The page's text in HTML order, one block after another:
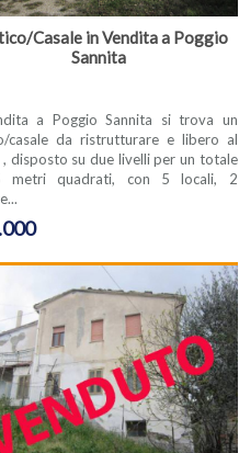
Casale in Vendita a Poggio
Sannita
a Poggio Sannita si trova un
casale da ristrutturare e libero al
disposto su due livelli per un totale
metri quadrati, con 5 locali, 2